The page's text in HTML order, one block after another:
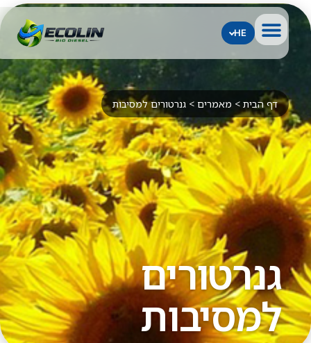
HE
דף הבית>מאמרים>גנרטורים למסיבות
גנרטורים
למסיבות